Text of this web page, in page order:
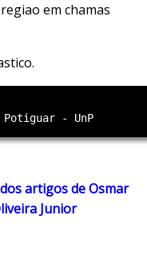
em chamas
artigos de Osmar
Junior